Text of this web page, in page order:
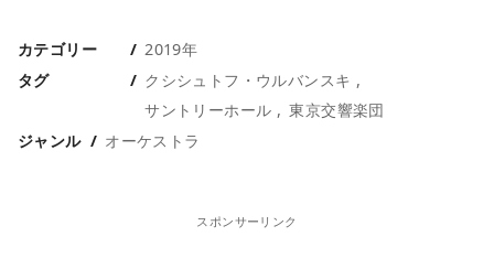
カテゴリー
2019年
タグ
クシシュトフ・ウルバンスキ
サントリーホール
東京交響楽団
ジャンル
オーケストラ
スポンサーリンク